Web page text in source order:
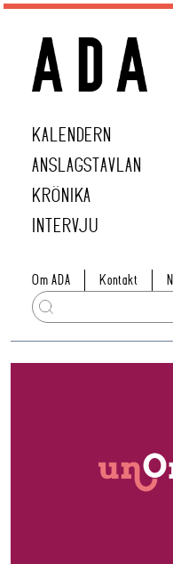
KALENDERN
ANSLAGSTAVLAN
KRÖNIKA
INTERVJU
Om ADA Kontakt